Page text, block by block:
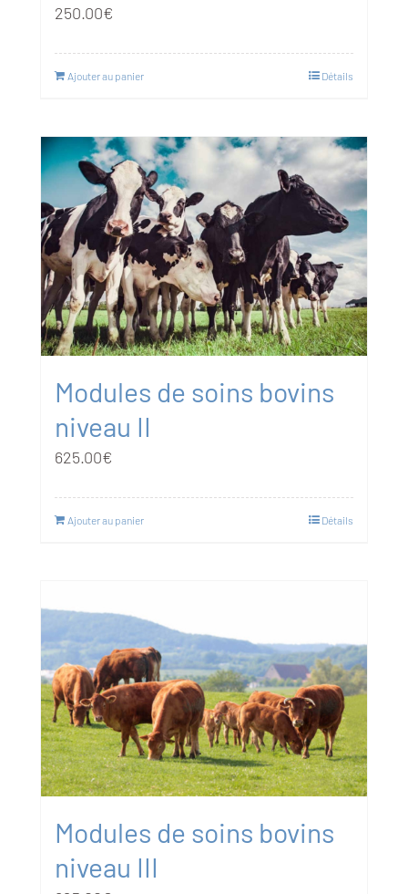
250.00€
Ajouter au panier Détails
Modules de soins bovins
niveau II
625.00€
Ajouter au panier Détails
Modules de soins bovins
niveau III